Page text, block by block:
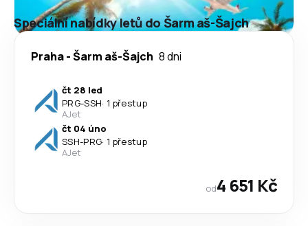
Speciální nabídky letů do Šarm aš-Šajch
Praha-Šarm aš-Šajch 8 dni
čt 28 led
PRG-SSH· 1 přestup
AJet
čt 04 úno
SSH-PRG· 1 přestup
AJet
od4 651 Kč